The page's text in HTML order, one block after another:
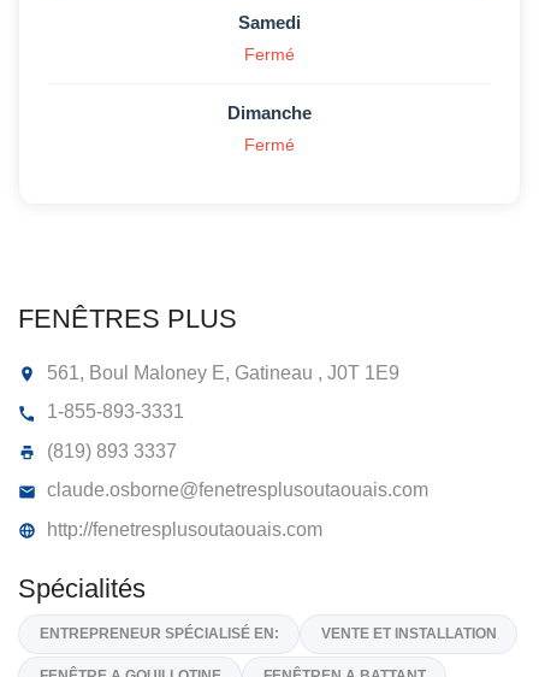
FENÊTRES PLUS
1-855-893-3331
Samedi
Fermé
Dimanche
Fermé